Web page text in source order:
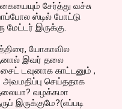
சேர்த்து வச்சு
ஸ்டில் போட்டு
மேட்டர் இருக்கு.
யோகாவில
இவர் தலை
டவுனாக காட்டனும் ,
செய்ததாக
வழக்கமா
இருக்குமே?(எப்படி